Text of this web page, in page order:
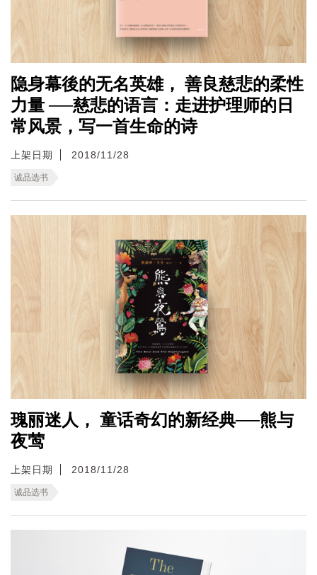
隐身幕後的无名英雄， 善良慈悲的柔性
力量 ──慈悲的语言：走进护理师的日
常风景，写一首生命的诗
上架日期 2018/11/28
诚品选书
瑰丽迷人， 童话奇幻的新经典──熊与
夜莺
上架日期 2018/11/28
诚品选书